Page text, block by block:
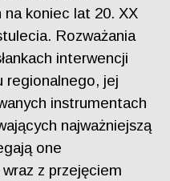
koniec lat 20. XX
Rozważania
interwencji
regionalnego, jej
instrumentach
najważniejszą
one
z przejęciem